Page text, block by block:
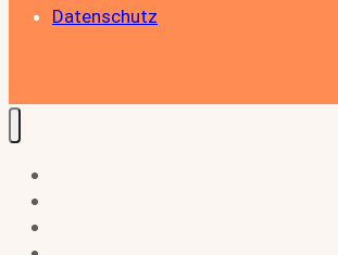
Datenschutz